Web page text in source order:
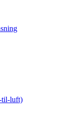
til-luft)